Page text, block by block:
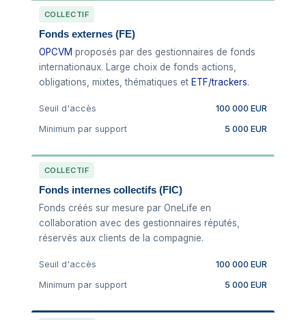
COLLECTIF
Fonds externes (FE)
OPCVM proposés par des gestionnaires de fonds
internationaux. Large choix de fonds actions,
obligations, mixtes, thématiques et ETF/trackers.
Seuil d'accès 100 000 EUR
Minimum par support 5 000 EUR
COLLECTIF
Fonds internes collectifs (FIC)
Fonds créés sur mesure par OneLife en
collaboration avec des gestionnaires réputés,
réservés aux clients de la compagnie.
Seuil d'accès 100 000 EUR
Minimum par support 5 000 EUR